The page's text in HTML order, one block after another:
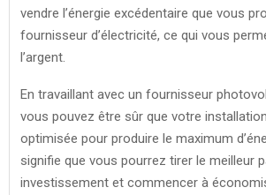
vendre l’énergie excédentaire que vous
fournisseur d’électricité, ce qui vous
l’argent.
En travaillant avec un fournisseur
vous pouvez être sûr que votre
optimisée pour produire le maximum
signifie que vous pourrez tirer le meilleur
investissement et commencer à